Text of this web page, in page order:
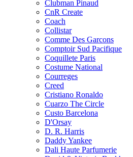
Clubman Pinaud
CnR Create
Coach
Collistar
Comme Des Garcons
Comptoir Sud Pacifique
Coquillete Paris
Costume National
Courreges
Creed
Cristiano Ronaldo
Cuarzo The Circle
Custo Barcelona
D'Orsay
D. R. Harris
Daddy Yankee
Dali Haute Parfumerie